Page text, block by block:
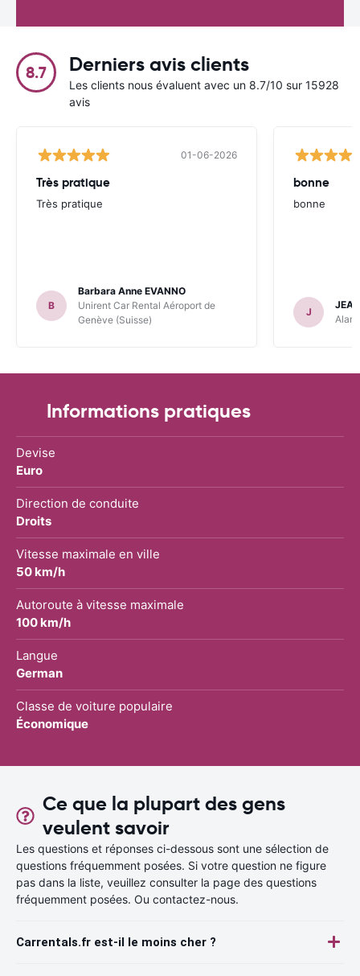
8.7 Derniers avis clients
Les clients nous évaluent avec un 8.7/10 sur 15928
avis
01-06-2026
Très pratique
Très pratique
B
Barbara Anne EVANNO
Unirent Car Rental Aéroport de
Genève (Suisse)
bonne
bonne
J
Informations pratiques
Devise
Euro
Direction de conduite
Droits
Vitesse maximale en ville
50 km/h
Autoroute à vitesse maximale
100 km/h
Langue
German
Classe de voiture populaire
Économique
Ce que la plupart des gens
veulent savoir
Les questions et réponses ci-dessous sont une sélection de
questions fréquemment posées. Si votre question ne figure
pas dans la liste, veuillez consulter la page des questions
fréquemment posées. Ou contactez-nous.
Carrentals.fr est-il le moins cher ?